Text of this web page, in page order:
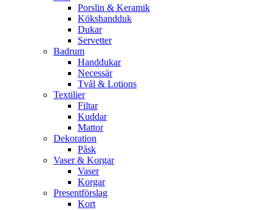
Porslin & Keramik
Kökshandduk
Dukar
Servetter
Badrum
Handdukar
Necessär
Tvål & Lotions
Textilier
Filtar
Kuddar
Mattor
Dekoration
Påsk
Vaser & Korgar
Vaser
Korgar
Presentförslag
Kort